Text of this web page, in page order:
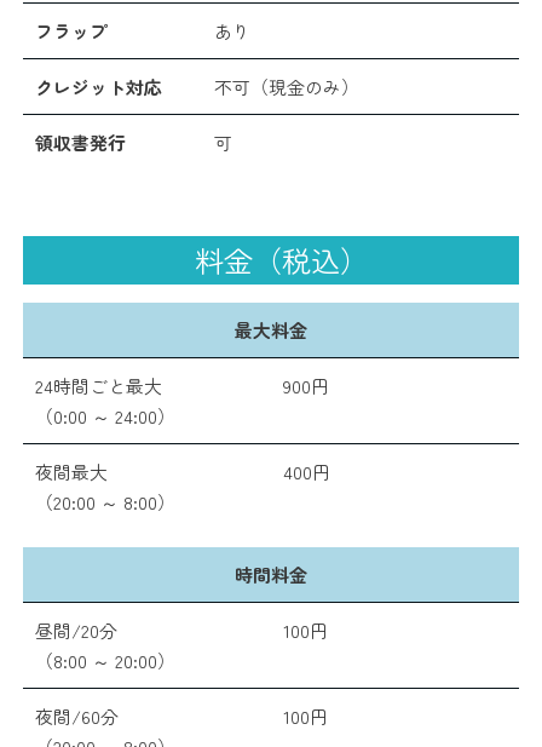
フラップ あり
クレジット対応 不可（現金のみ）
領収書発行 可
料金（税込）
最大料金
24時間ごと最大
（0:00 ～ 24:00）
900円
夜間最大
（20:00 ～ 8:00）
400円
時間料金
昼間/20分
（8:00 ～ 20:00）
100円
夜間/60分
100円